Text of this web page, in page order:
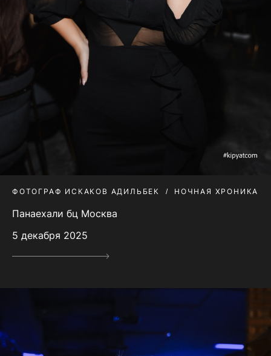
ФОТОГРАФ ИСКАКОВ АДИЛЬБЕК НОЧНАЯ ХРОНИКА
Панаехали бц Москва
5 декабря 2025